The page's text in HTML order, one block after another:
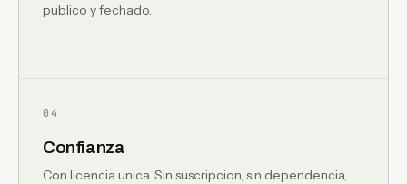
publico y fechado.
04
Confianza
Con licencia unica. Sin suscripcion, sin dependencia,